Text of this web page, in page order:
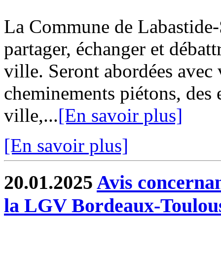
La Commune de
partager, échanger et
ville. Seront abordées avec
cheminements piétons, des
ville,...[En savoir plus]
[En savoir plus]
20.01.2025 Avis
la LGV Bordeaux-